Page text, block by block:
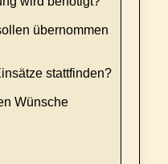
übernommen
stattfinden?
Wünsche